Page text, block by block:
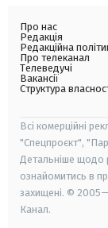
Про нас
Редакція
Редакційна
Про телеканал
Телеведучі
Вакансії
Структура
Всі комерційні
"Спецпроєкт",
Детальніше щодо
ознайомитись в
захищені. ©
Канал.